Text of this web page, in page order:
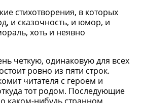
стихотворения, в которых
и сказочность, и юмор, и
хоть и неявно
четкую, одинаковую для всех
ровно из пяти строк.
читателя с героем и
тот родом. Последующие